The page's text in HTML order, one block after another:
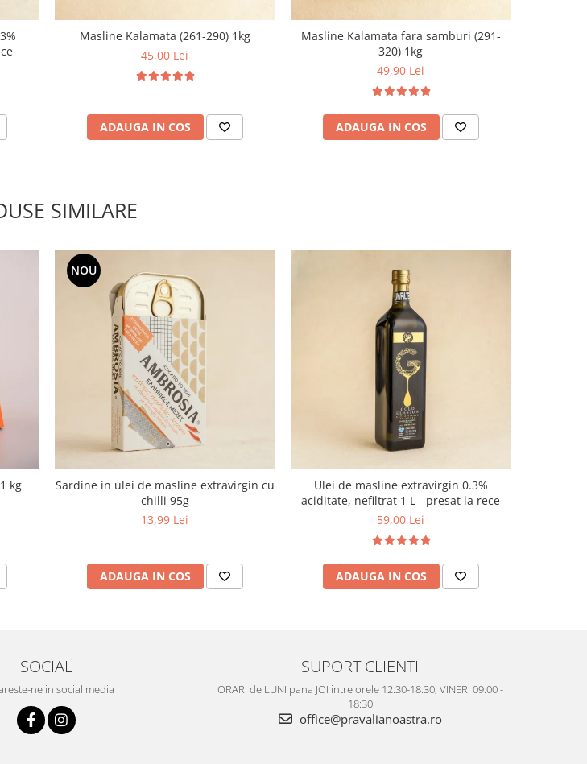
Masline Kalamata (261-290) 1kg
45,00 Lei
ADAUGA IN COS
Masline Kalamata fara samburi (291-
320) 1kg
49,90 Lei
ADAUGA IN COS
SIMILARE
kg
NOU
Sardine in ulei de masline extravirgin cu
chilli 95g
13,99 Lei
ADAUGA IN COS
Ulei de masline extravirgin 0.3%
aciditate, nefiltrat 1 L - presat la rece
59,00 Lei
ADAUGA IN COS
SOCIAL
ne in social media
SUPORT CLIENTI
ORAR: de LUNI pana JOI intre orele 12:30-18:30, VINERI 09:00 -
18:30
office@pravalianoastra.ro